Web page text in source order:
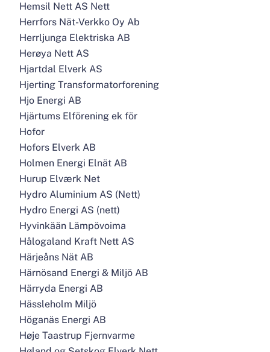
Hemsil Nett AS Nett
Herrfors Nät-Verkko Oy Ab
Herrljunga Elektriska AB
Herøya Nett AS
Hjartdal Elverk AS
Hjerting Transformatorforening
Hjo Energi AB
Hjärtums Elförening ek för
Hofor
Hofors Elverk AB
Holmen Energi Elnät AB
Hurup Elværk Net
Hydro Aluminium AS (Nett)
Hydro Energi AS (nett)
Hyvinkään Lämpövoima
Hålogaland Kraft Nett AS
Härjeåns Nät AB
Härnösand Energi & Miljö AB
Härryda Energi AB
Hässleholm Miljö
Höganäs Energi AB
Høje Taastrup Fjernvarme